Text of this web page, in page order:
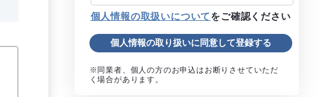
個人情報の取扱いについてをご確認ください
※同業者、個人の方のお申込はお断りさせていただ
く場合があります。